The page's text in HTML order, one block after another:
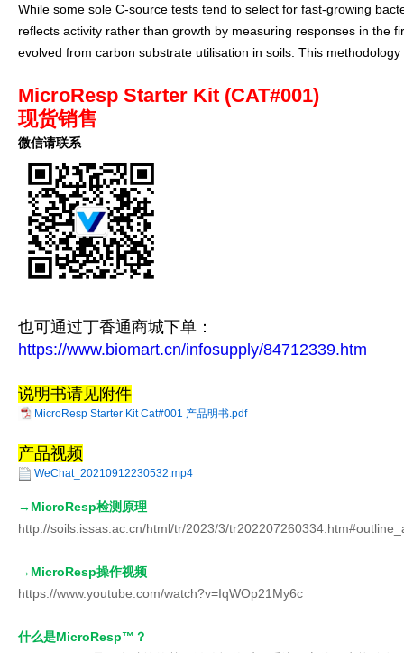
While some sole C-source tests tend to select for fast-growing
reflects activity rather than growth by measuring responses in
evolved from carbon substrate utilisation in soils. This
MicroResp Starter Kit (CAT#001)
现货销售
微信请联系
也可通过丁香通商城下单：
https://www.biomart.cn/infosupply/84712339.htm
说明书请见附件
MicroResp Starter Kit Cat#001 产品明书.pdf
产品视频
WeChat_20210912230532.mp4
→MicroResp检测原理
http://soils.issas.ac.cn/html/tr/2023/3/
→ MicroResp操作视频
https://www.youtube.com/watch?v=IqWOp21My6c
什么是MicroResp™？